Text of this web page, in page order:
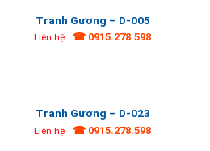
Tranh Gương – D-005
Liên hệ ☎ 0915.278.598
Tranh Gương – D-023
Liên hệ ☎ 0915.278.598